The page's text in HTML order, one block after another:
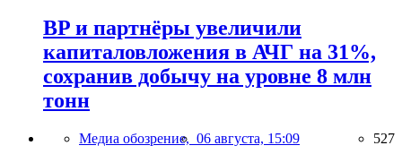
BP и партнёры увеличили
капиталовложения в АЧГ на 31%,
сохранив добычу на уровне 8 млн
тонн
Медиа обозрение, 06 августа, 15:09 527